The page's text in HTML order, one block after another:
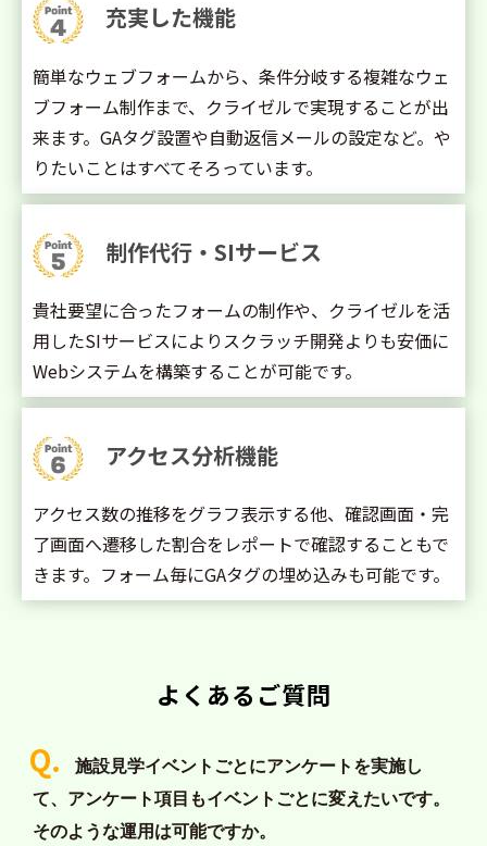
充実した機能
簡単なウェブフォームから、条件分岐する複雑なウェ
ブフォーム制作まで、クライゼルで実現することが出
来ます。GAタグ設置や自動返信メールの設定など。や
りたいことはすべてそろっています。
制作代行・SIサービス
貴社要望に合ったフォームの制作や、クライゼルを活
用したSIサービスによりスクラッチ開発よりも安価に
Webシステムを構築することが可能です。
アクセス分析機能
アクセス数の推移をグラフ表示する他、確認画面・完
了画面へ遷移した割合をレポートで確認することもで
きます。フォーム毎にGAタグの埋め込みも可能です。
よくあるご質問
施設見学イベントごとにアンケートを実施し
て、アンケート項目もイベントごとに変えたいです。
そのような運用は可能ですか。